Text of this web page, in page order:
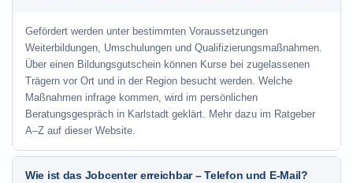
Gefördert werden unter bestimmten Voraussetzungen
Weiterbildungen, Umschulungen und Qualifizierungsmaßnahmen.
Über einen Bildungsgutschein können Kurse bei zugelassenen
Trägern vor Ort und in der Region besucht werden. Welche
Maßnahmen infrage kommen, wird im persönlichen
Beratungsgespräch in Karlstadt geklärt. Mehr dazu im Ratgeber
A–Z auf dieser Website.
Wie ist das Jobcenter erreichbar – Telefon und E-Mail?